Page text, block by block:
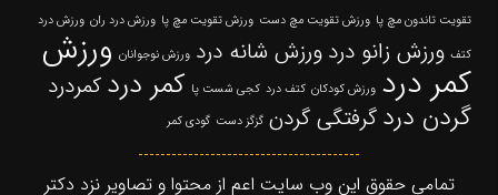
تقویت تاندون مچ پا ورزش تقویت مچ دست ورزش تقویت مچ پا ورزش درد ران ورزش درد
کتف ورزش زانو درد ورزش شانه درد ورزش نوجوانان ورزش
کمر درد ورزش کودکان کتف درد کجی شست پا کمر درد کمردرد
گردن درد گرفتگی گردن گزگز دست گودی کمر
تمامی حقوق این وب سایت اعم از محتوا و تصاویر نزد دکتر